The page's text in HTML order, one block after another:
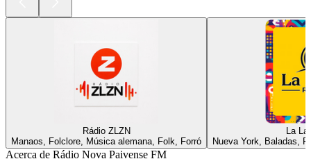
Rádio ZLZN
Manaos, Folclore, Música alemana, Folk, Forró
La
Nueva York, Baladas,
Acerca de Rádio Nova Paivense FM